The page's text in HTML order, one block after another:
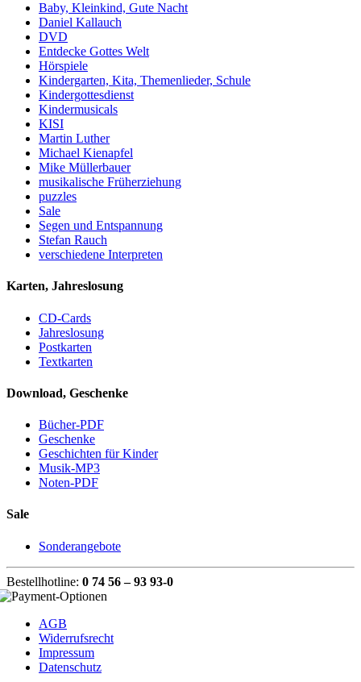
Baby, Kleinkind, Gute Nacht
Daniel Kallauch
DVD
Entdecke Gottes Welt
Hörspiele
Kindergarten, Kita, Themenlieder, Schule
Kindergottesdienst
Kindermusicals
KISI
Martin Luther
Michael Kienapfel
Mike Müllerbauer
musikalische Früherziehung
puzzles
Sale
Segen und Entspannung
Stefan Rauch
verschiedene Interpreten
Karten, Jahreslosung
CD-Cards
Jahreslosung
Postkarten
Textkarten
Download, Geschenke
Bücher-PDF
Geschenke
Geschichten für Kinder
Musik-MP3
Noten-PDF
Sale
Sonderangebote
Bestellhotline: 0 74 56 – 93 93-0
AGB
Widerrufsrecht
Impressum
Datenschutz